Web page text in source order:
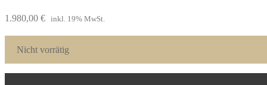
1.980,00 € inkl. 19% MwSt.
Nicht vorrätig